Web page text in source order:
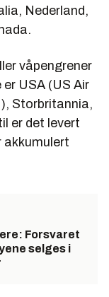
Nederland,
våpengrener
USA (US Air
Storbritannia,
er det levert
akkumulert
Forsvaret
selges i